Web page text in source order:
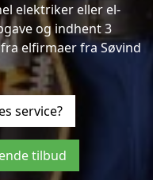
elektriker eller el-
og indhent 3
fra elfirmaer fra Søvind
service?
tilbud